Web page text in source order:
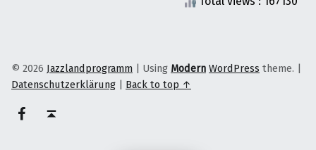
© 2026 Jazzlandprogramm | Using Modern WordPress theme. |
Datenschutzerklärung | Back to top ↑